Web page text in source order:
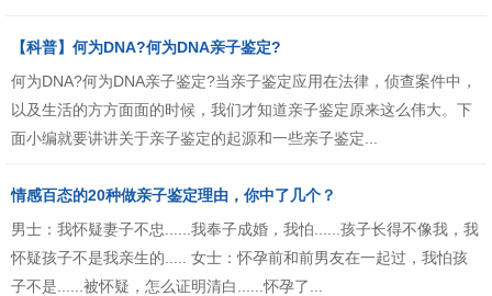
【科普】何为DNA?何为DNA亲子鉴定?
何为DNA?何为DNA亲子鉴定?当亲子鉴定应用在法律，侦查案件中，
以及生活的方方面面的时候，我们才知道亲子鉴定原来这么伟大。下
面小编就要讲讲关于亲子鉴定的起源和一些亲子鉴定...
情感百态的20种做亲子鉴定理由，你中了几个？
男士：我怀疑妻子不忠......我奉子成婚，我怕......孩子长得不像我，我
怀疑孩子不是我亲生的..... 女士：怀孕前和前男友在一起过，我怕孩
子不是......被怀疑，怎么证明清白......怀孕了...